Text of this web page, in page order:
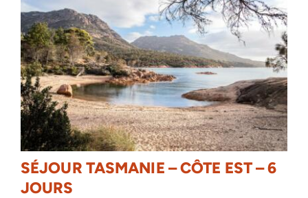
SÉJOUR TASMANIE – CÔTE EST – 6
JOURS